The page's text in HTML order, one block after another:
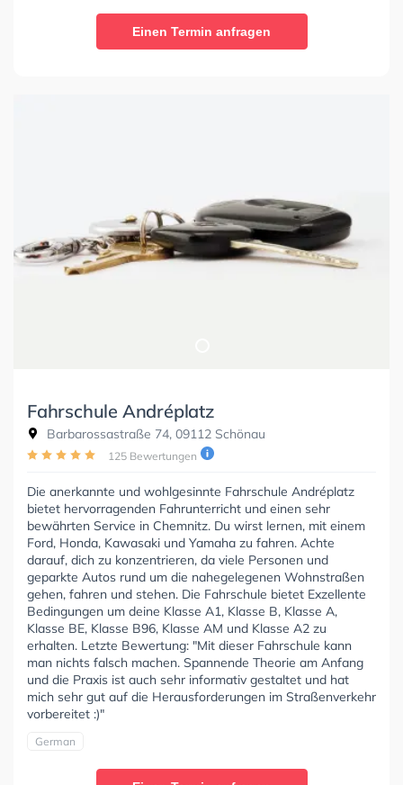
Einen Termin anfragen
Fahrschule Andréplatz
Barbarossastraße 74, 09112 Schönau
125 Bewertungen
Die anerkannte und wohlgesinnte Fahrschule Andréplatz
bietet hervorragenden Fahrunterricht und einen sehr
bewährten Service in Chemnitz. Du wirst lernen, mit einem
Ford, Honda, Kawasaki und Yamaha zu fahren. Achte
darauf, dich zu konzentrieren, da viele Personen und
geparkte Autos rund um die nahegelegenen Wohnstraßen
gehen, fahren und stehen. Die Fahrschule bietet Exzellente
Bedingungen um deine Klasse A1, Klasse B, Klasse A,
Klasse BE, Klasse B96, Klasse AM und Klasse A2 zu
erhalten. Letzte Bewertung: "Mit dieser Fahrschule kann
man nichts falsch machen. Spannende Theorie am Anfang
und die Praxis ist auch sehr informativ gestaltet und hat
mich sehr gut auf die Herausforderungen im Straßenverkehr
vorbereitet :)"
German